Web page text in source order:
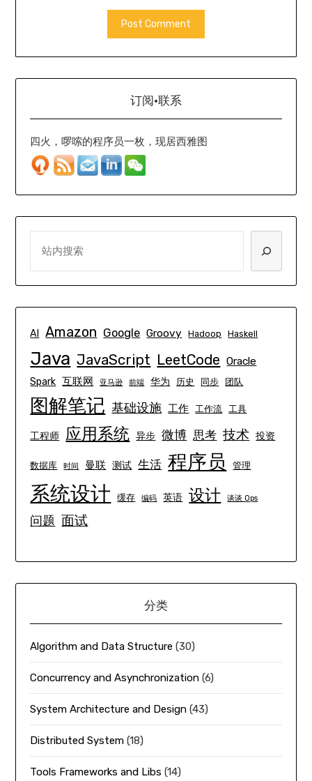
订阅·联系
四火，啰嗦的程序员一枚，现居西雅图
AI Amazon Google Groovy Hadoop Haskell
Java JavaScript LeetCode Oracle
Spark 互联网 亚马逊 前端 华为 历史 同步 团队
图解笔记 基础设施 工作 工作流 工具
工程师 应用系统 异步 微博 思考 技术 投资
数据库 时间 曼联 测试 生活 程序员 管理
系统设计 缓存 编码 英语 设计 谈谈 Ops
问题 面试
分类
Algorithm and Data Structure (30)
Concurrency and Asynchronization (6)
System Architecture and Design (43)
Distributed System (18)
Tools Frameworks and Libs (14)